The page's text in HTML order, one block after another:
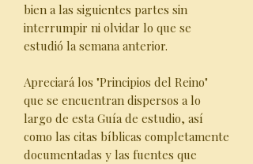
bien a las siguientes partes sin
interrumpir ni olvidar lo que se
estudió la semana anterior.
Apreciará los "Principios del Reino"
que se encuentran dispersos a lo
largo de esta Guía de estudio, así
como las citas bíblicas completamente
documentadas y las fuentes que